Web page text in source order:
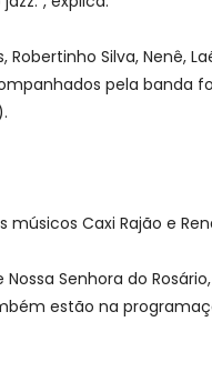
Silva, Nenê,
pela banda
Caxi Rajão e
Senhora do
estão na